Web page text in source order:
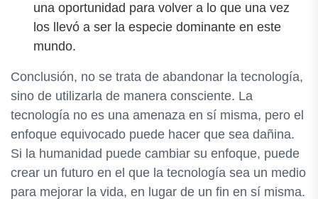
una oportunidad para volver a lo que una vez
los llevó a ser la especie dominante en este
mundo.
Conclusión, no se trata de abandonar la tecnología,
sino de utilizarla de manera consciente. La
tecnología no es una amenaza en sí misma, pero el
enfoque equivocado puede hacer que sea dañina.
Si la humanidad puede cambiar su enfoque, puede
crear un futuro en el que la tecnología sea un medio
para mejorar la vida, en lugar de un fin en sí misma.